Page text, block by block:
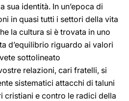
sua identità. In un’epoca di
in quasi tutti i settori della vita
la cultura si è trovata in uno
d’equilibrio riguardo ai valori
sottolineato
relazioni, cari fratelli, si
sistematici attacchi di taluni
cristiani e contro le radici della